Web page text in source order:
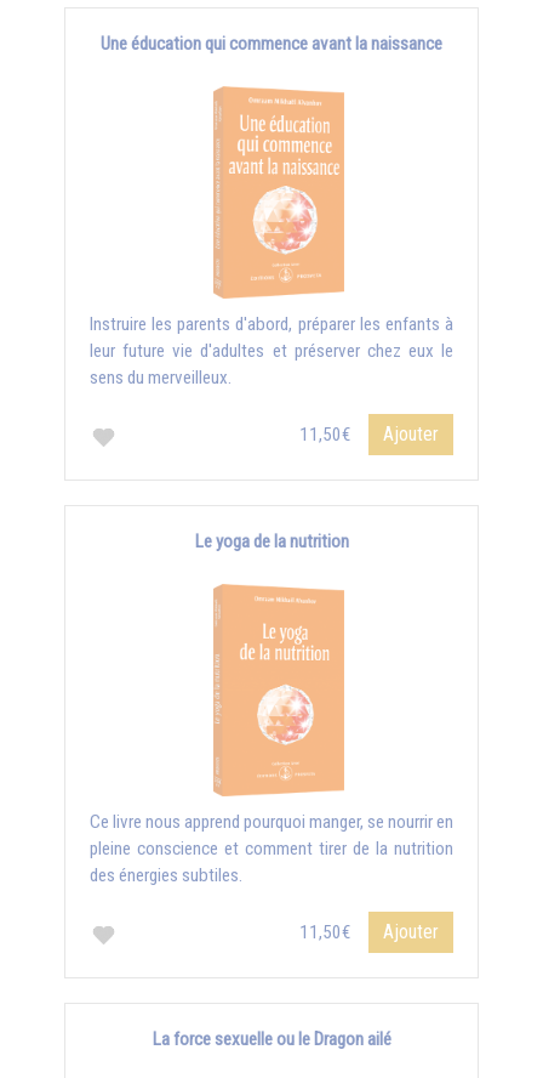
Une éducation qui commence avant la naissance
Instruire les parents d'abord, préparer les enfants à
leur future vie d'adultes et préserver chez eux le
sens du merveilleux.
11,50€ Ajouter
Le yoga de la nutrition
Ce livre nous apprend pourquoi manger, se nourrir en
pleine conscience et comment tirer de la nutrition
des énergies subtiles.
11,50€ Ajouter
La force sexuelle ou le Dragon ailé